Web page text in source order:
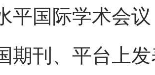
平国际学术会
期刊、平台上